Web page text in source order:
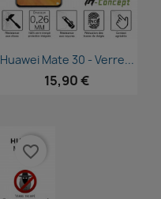
Aperçu rapide
Huawei Mate 30 - Verre...
15,90 €
favorite_border